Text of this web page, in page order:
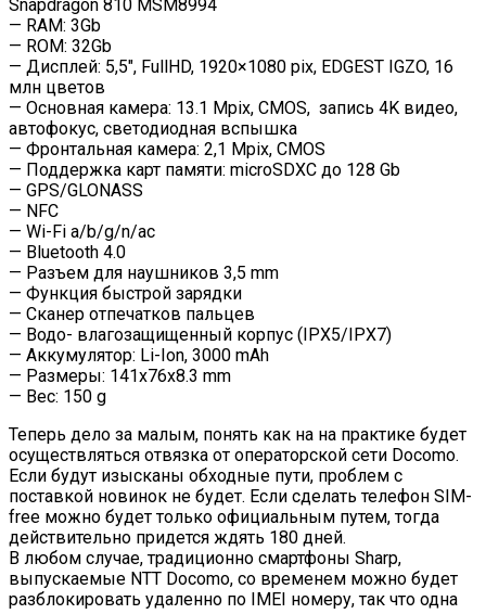
Snapdragon 810 MSM8994
— RAM: 3Gb
— ROM: 32Gb
— Дисплей: 5,5″, FullHD, 1920×1080 pix, EDGEST IGZO, 16
млн цветов
— Основная камера: 13.1 Mpix, CMOS, запись 4K видео,
автофокус, светодиодная вспышка
— Фронтальная камера: 2,1 Mpix, CMOS
— Поддержка карт памяти: microSDXC до 128 Gb
— GPS/GLONASS
— NFC
— Wi-Fi a/b/g/n/ac
— Bluetooth 4.0
— Разъем для наушников 3,5 mm
— Функция быстрой зарядки
— Сканер отпечатков пальцев
— Водо- влагозащищенный корпус (IPX5/IPX7)
— Аккумулятор: Li-Ion, 3000 mAh
— Размеры: 141x76x8.3 mm
— Вес: 150 g
Теперь дело за малым, понять как на на практике будет
осуществляться отвязка от операторской сети Docomo.
Если будут изысканы обходные пути, проблем с
поставкой новинок не будет. Если сделать телефон SIM-
free можно будет только официальным путем, тогда
действительно придется ждять 180 дней.
В любом случае, традиционно смартфоны Sharp,
выпускаемые NTT Docomo, со временем можно будет
разблокировать удаленно по IMEI номеру, так что одна